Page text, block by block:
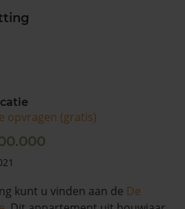
opvragen (gratis)
kunt u vinden aan de De